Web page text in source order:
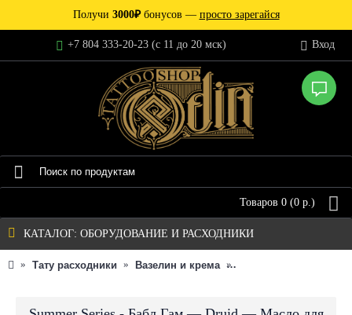
Получи 3000₽бонусов — просто зарегайся
+7 804 333-20-23 (c 11 до 20 мск) Вход
Товаров 0 (0 р.)
КАТАЛОГ: ОБОРУДОВАНИЕ И РАСХОДНИКИ
Тату расходники Вазелин и крема